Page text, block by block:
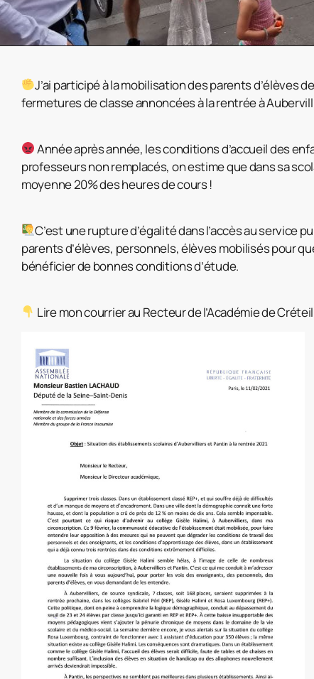
J’ai participé à la mobilisation des parents d’élèves
fermetures de classe annoncées à la rentrée à
Année après année, les conditions d’accueil des
professeurs non remplacés, on estime que dans sa
moyenne 20% des heures de cours !
C’est une rupture d’égalité dans l’accès au service
parents d’élèves, personnels, élèves mobilisés pour
bénéficier de bonnes conditions d’étude.
Lire mon courrier au Recteur de l’Académie de